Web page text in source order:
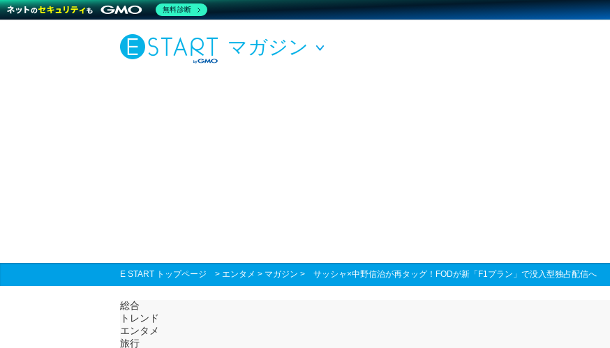
マガジン
E START トップページ > エンタメ > マガジン > サッシャ×中野信治が再タッグ！FODが新「F1プラン」で没入型独占配信へ
総合
トレンド
エンタメ
旅行
無料診断